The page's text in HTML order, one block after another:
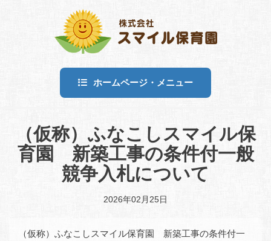
ホームページ・メニュー
（仮称）ふなこしスマイル保
育園 新築工事の条件付一般
競争入札について
2026年02月25日
（仮称）ふなこしスマイル保育園 新築工事の条件付一